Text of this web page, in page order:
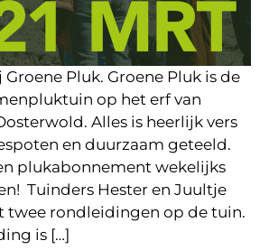
Pluk. Groene Pluk is de
op het erf van
Alles is heerlijk vers
en duurzaam geteeld.
plukabonnement wekelijks
Tuinders Hester en Juultje
twee rondleidingen op de tuin.
is […]